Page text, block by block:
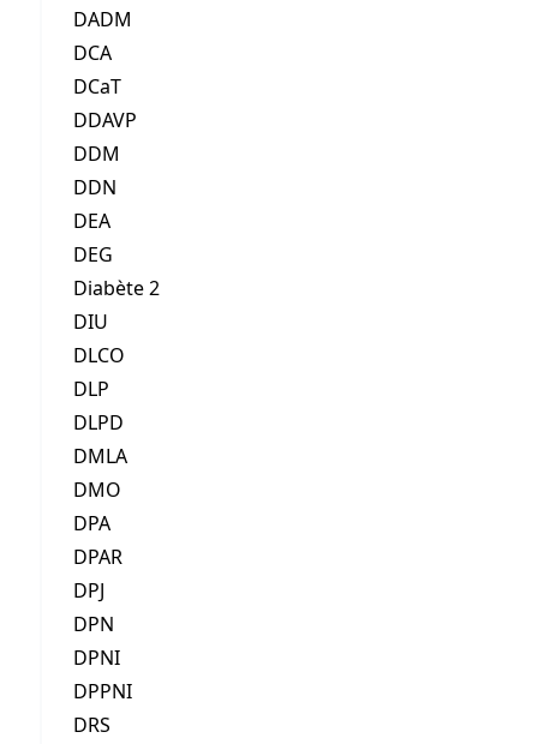
DADM
DCA
DCaT
DDAVP
DDM
DDN
DEA
DEG
Diabète 2
DIU
DLCO
DLP
DLPD
DMLA
DMO
DPA
DPAR
DPJ
DPN
DPNI
DPPNI
DRS